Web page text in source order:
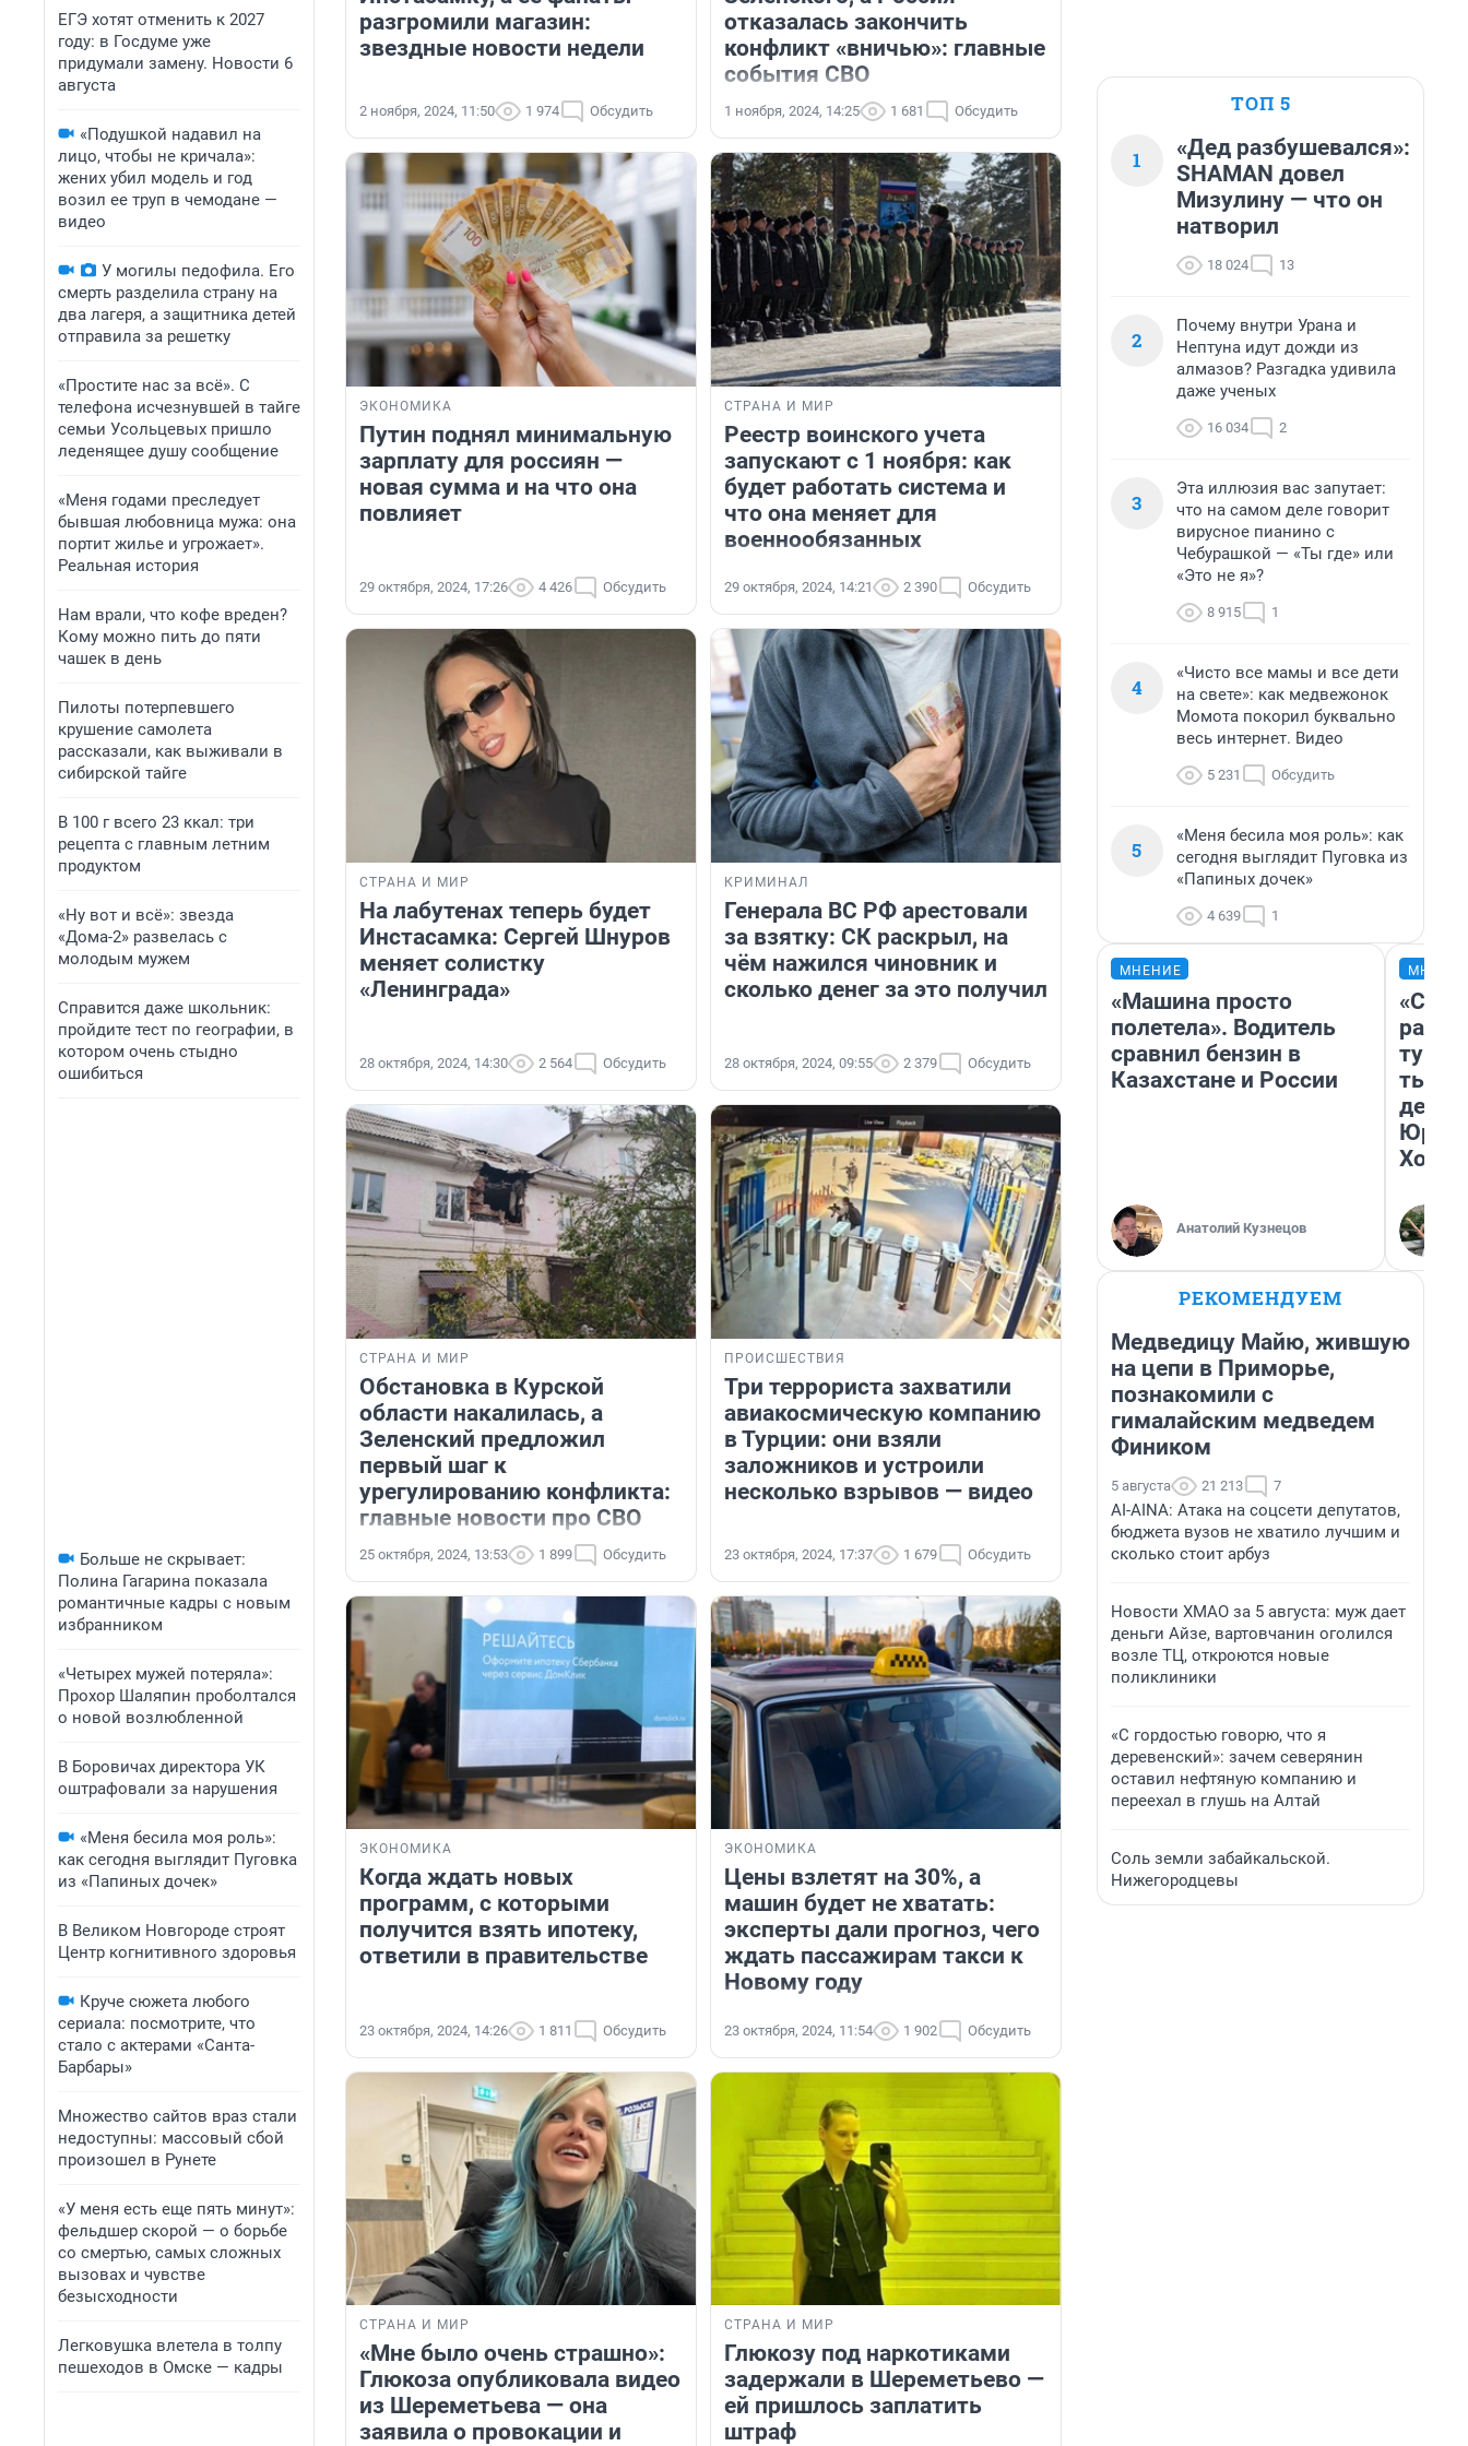
ЕГЭ хотят отменить к 2027
году: в Госдуме уже
придумали замену. Новости 6
августа
«Подушкой надавил на
лицо, чтобы не кричала»:
жених убил модель и год
возил ее труп в чемодане —
видео
У могилы педофила. Его
смерть разделила страну на
два лагеря, а защитника детей
отправила за решетку
«Простите нас за всё». С
телефона исчезнувшей в тайге
семьи Усольцевых пришло
леденящее душу сообщение
«Меня годами преследует
бывшая любовница мужа: она
портит жилье и угрожает».
Реальная история
Нам врали, что кофе вреден?
Кому можно пить до пяти
чашек в день
Пилоты потерпевшего
крушение самолета
рассказали, как выживали в
сибирской тайге
В 100 г всего 23 ккал: три
рецепта с главным летним
продуктом
«Ну вот и всё»: звезда
«Дома-2» развелась с
молодым мужем
Справится даже школьник:
пройдите тест по географии, в
котором очень стыдно
ошибиться
Больше не скрывает:
Полина Гагарина показала
романтичные кадры с новым
избранником
«Четырех мужей потеряла»:
Прохор Шаляпин проболтался
о новой возлюбленной
В Боровичах директора УК
оштрафовали за нарушения
«Меня бесила моя роль»:
как сегодня выглядит Пуговка
из «Папиных дочек»
В Великом Новгороде строят
Центр когнитивного здоровья
Круче сюжета любого
сериала: посмотрите, что
стало с актерами «Санта-
Барбары»
Множество сайтов враз стали
недоступны: массовый сбой
произошел в Рунете
«У меня есть еще пять минут»:
фельдшер скорой — о борьбе
со смертью, самых сложных
вызовах и чувстве
безысходности
Легковушка влетела в толпу
пешеходов в Омске — кадры
разгромили магазин:
звездные новости недели
2 ноября, 2024, 11:50 1 974 Обсудить
отказалась закончить
конфликт «вничью»: главные
события СВО
1 ноября, 2024, 14:25 1 681 Обсудить
ЭКОНОМИКА
Путин поднял минимальную
зарплату для россиян —
новая сумма и на что она
повлияет
29 октября, 2024, 17:26 4 426 Обсудить
СТРАНА И МИР
Реестр воинского учета
запускают с 1 ноября: как
будет работать система и
что она меняет для
военнообязанных
29 октября, 2024, 14:21 2 390 Обсудить
СТРАНА И МИР
На лабутенах теперь будет
Инстасамка: Сергей Шнуров
меняет солистку
«Ленинграда»
28 октября, 2024, 14:30 2 564 Обсудить
КРИМИНАЛ
Генерала ВС РФ арестовали
за взятку: СК раскрыл, на
чём нажился чиновник и
сколько денег за это получил
28 октября, 2024, 09:55 2 379 Обсудить
СТРАНА И МИР
Обстановка в Курской
области накалилась, а
Зеленский предложил
первый шаг к
урегулированию конфликта:
главные новости про СВО
25 октября, 2024, 13:53 1 899 Обсудить
ПРОИСШЕСТВИЯ
Три террориста захватили
авиакосмическую компанию
в Турции: они взяли
заложников и устроили
несколько взрывов — видео
23 октября, 2024, 17:37 1 679 Обсудить
ЭКОНОМИКА
Когда ждать новых
программ, с которыми
получится взять ипотеку,
ответили в правительстве
23 октября, 2024, 14:26 1 811 Обсудить
ЭКОНОМИКА
Цены взлетят на 30%, а
машин будет не хватать:
эксперты дали прогноз, чего
ждать пассажирам такси к
Новому году
23 октября, 2024, 11:54 1 902 Обсудить
СТРАНА И МИР
«Мне было очень страшно»:
Глюкоза опубликовала видео
из Шереметьева — она
заявила о провокации и
СТРАНА И МИР
Глюкозу под наркотиками
задержали в Шереметьево —
ей пришлось заплатить
штраф
ТОП 5
1
«Дед разбушевался»:
SHAMAN довел
Мизулину — что он
натворил
18 024 13
2
Почему внутри Урана и
Нептуна идут дожди из
алмазов? Разгадка удивила
даже ученых
16 034 2
3
Эта иллюзия вас запутает:
что на самом деле говорит
вирусное пианино с
Чебурашкой — «Ты где» или
«Это не я»?
8 915 1
4
«Чисто все мамы и все дети
на свете»: как медвежонок
Момота покорил буквально
весь интернет. Видео
5 231 Обсудить
5
«Меня бесила моя роль»: как
сегодня выглядит Пуговка из
«Папиных дочек»
4 639 1
МНЕНИЕ
«Машина просто
полетела». Водитель
сравнил бензин в
Казахстане и России
Анатолий Кузнецов
день
РЕКОМЕНДУЕМ
Медведицу Майю, жившую
на цепи в Приморье,
познакомили с
гималайским медведем
Фиником
5 августа 21 213 7
AI-AINA: Атака на соцсети депутатов,
бюджета вузов не хватило лучшим и
сколько стоит арбуз
Новости ХМАО за 5 августа: муж дает
деньги Айзе, вартовчанин оголился
возле ТЦ, откроются новые
поликлиники
«С гордостью говорю, что я
деревенский»: зачем северянин
оставил нефтяную компанию и
переехал в глушь на Алтай
Соль земли забайкальской.
Нижегородцевы